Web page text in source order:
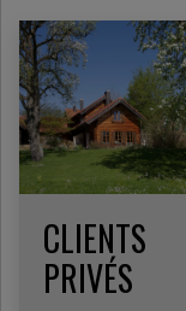
CLIENTS
PRIVÉS